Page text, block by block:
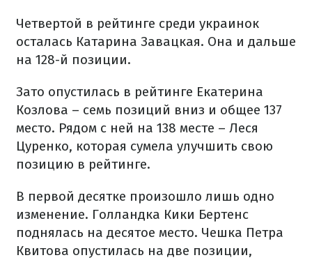
Четвертой в рейтинге среди украинок
осталась Катарина Завацкая. Она и дальше
на 128-й позиции.
Зато опустилась в рейтинге Екатерина
Козлова – семь позиций вниз и общее 137
место. Рядом с ней на 138 месте – Леся
Цуренко, которая сумела улучшить свою
позицию в рейтинге.
В первой десятке произошло лишь одно
изменение. Голландка Кики Бертенс
поднялась на десятое место. Чешка Петра
Квитова опустилась на две позиции,